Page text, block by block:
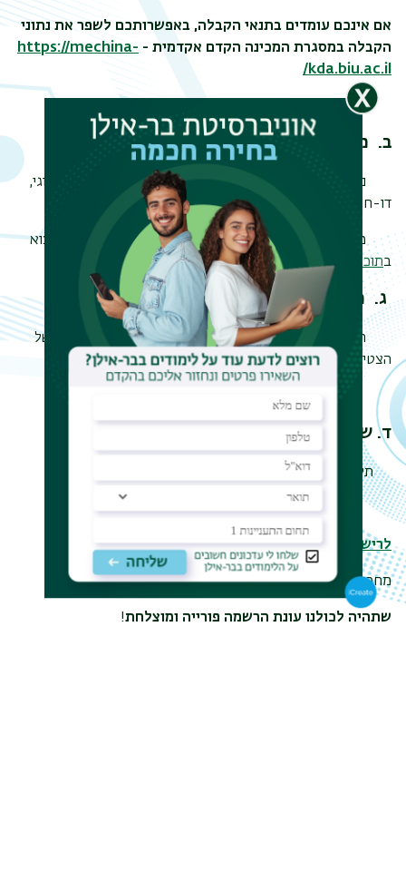
אם אינכם עומדים בתנאי הקבלה, באפשרותכם לשפר את נתוני
הקבלה במסגרת המכינה הקדם אקדמית - https://mechina-
kda.biu.ac.il/
ב. מבנה הלימודים והדרישות
ניתן להתמחות באחד מהמסלולים הבאים: חד-חוגי, דו-חוגי,
דו-חוגי מובנה.
פרטים נוספים לגבי דרישות התואר לפי מסלולים ניתן למצוא
בתוכניות לימודים - תואר ראשון
ג. מלגות
המחלקה מציעה מספר מלגות לתלמידיה על פי שיקולים של
הצטיינות בלימודים ומצב כלכלי.
פרטים נוספים:
ד. שכר לימוד
תקנון שכר לימוד
לרישום ללימודים במחלקה לתלמוד ותושב"ע
מחכים לכם/ן!
שתהיה לכולנו עונת הרשמה פורייה ומוצלחת!